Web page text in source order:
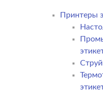
Принтеры